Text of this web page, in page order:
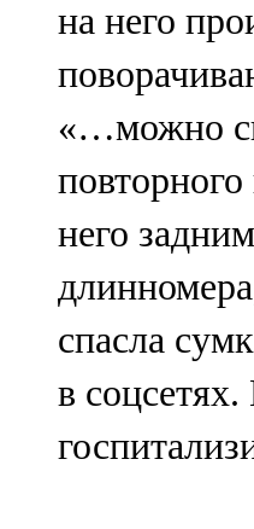
на него
«…можно
повторного
него
спасла
в